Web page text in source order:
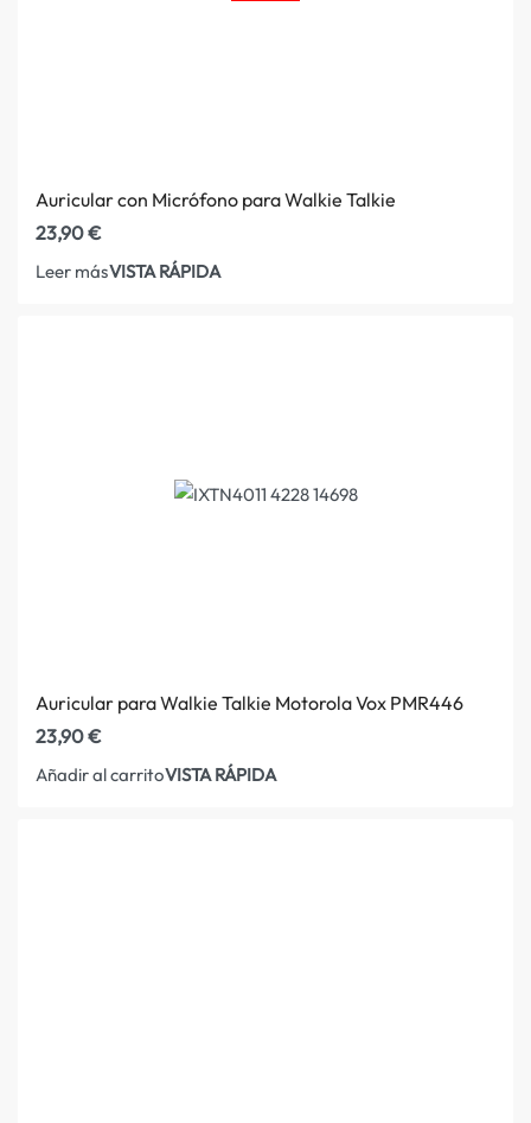
Auricular con Micrófono para Walkie Talkie
23,90€
Leer másVISTA RÁPIDA
Auricular para Walkie Talkie Motorola Vox PMR446
23,90€
Añadir al carritoVISTA RÁPIDA